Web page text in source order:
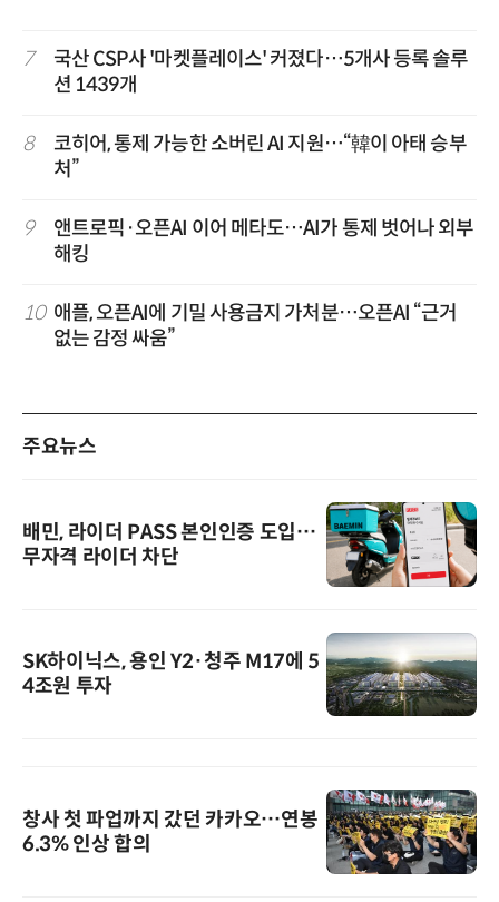
7
국산 CSP사 '마켓플레이스' 커졌다…5개사 등록 솔루
션 1439개
8
코히어, 통제 가능한 소버린 AI 지원…“韓이 아태 승부
처”
9
앤트로픽·오픈AI 이어 메타도…AI가 통제 벗어나 외부
해킹
10 애플, 오픈AI에 기밀 사용금지 가처분…오픈AI “근거
없는 감정 싸움”
주요뉴스
배민, 라이더 PASS 본인인증 도입…
무자격 라이더 차단
SK하이닉스, 용인 Y2·청주 M17에 5
4조원 투자
창사 첫 파업까지 갔던 카카오…연봉
6.3% 인상 합의